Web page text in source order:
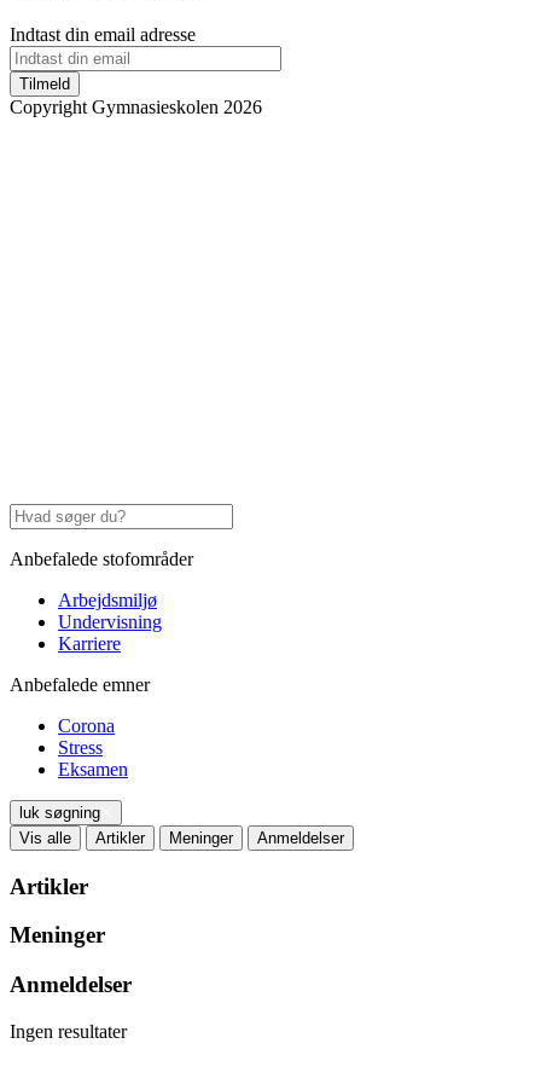
Indtast din email adresse
Tilmeld
Copyright Gymnasieskolen 2026
Anbefalede stofområder
Arbejdsmiljø
Undervisning
Karriere
Anbefalede emner
Corona
Stress
Eksamen
luk søgning
Vis alle
Artikler Meninger Anmeldelser
Artikler
Meninger
Anmeldelser
Ingen resultater